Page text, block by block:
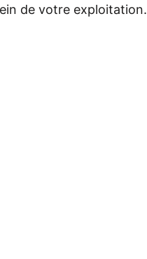
de votre exploitation.